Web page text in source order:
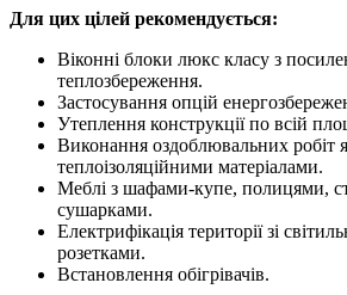
Для цих цілей рекомендується:
Віконні блоки люкс класу з
теплозбереження.
Застосування опцій
Утеплення конструкції по всій
Виконання оздоблювальних робіт
теплоізоляційними матеріалами.
Меблі з шафами-купе, полицями,
сушарками.
Електрифікація території зі
розетками.
Встановлення обігрівачів.